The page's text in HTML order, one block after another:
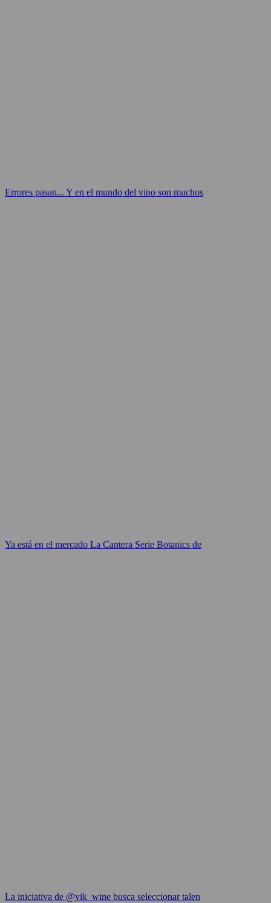
Errores pasan... Y en el mundo del vino son muchos
Ya está en el mercado La Cantera Serie Botanics de
La iniciativa de @vik_wine busca seleccionar talen